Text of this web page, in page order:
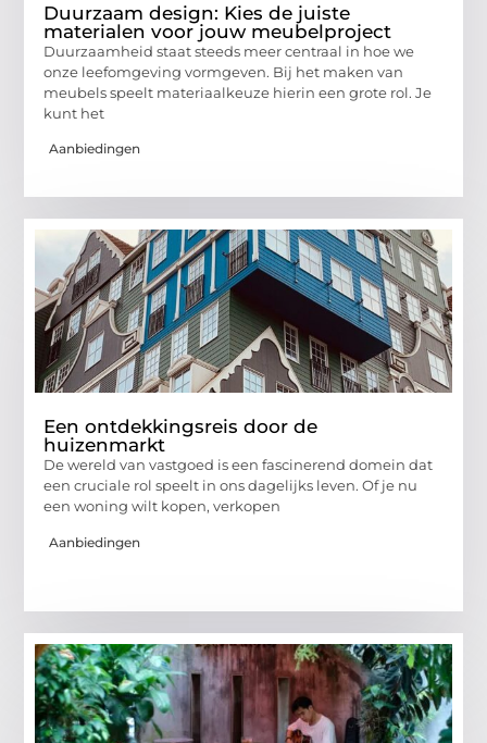
Duurzaam design: Kies de juiste
materialen voor jouw meubelproject
Duurzaamheid staat steeds meer centraal in hoe we
onze leefomgeving vormgeven. Bij het maken van
meubels speelt materiaalkeuze hierin een grote rol. Je
kunt het
Aanbiedingen
Een ontdekkingsreis door de
huizenmarkt
De wereld van vastgoed is een fascinerend domein dat
een cruciale rol speelt in ons dagelijks leven. Of je nu
een woning wilt kopen, verkopen
Aanbiedingen